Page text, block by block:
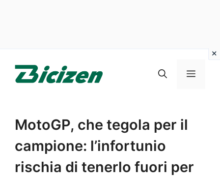
Menu
MotoGP, che tegola per il
campione: l’infortunio
rischia di tenerlo fuori per